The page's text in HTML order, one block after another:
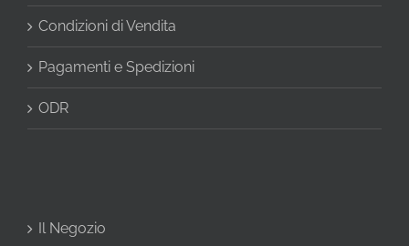
Condizioni di Vendita
Pagamenti e Spedizioni
ODR
Il Negozio